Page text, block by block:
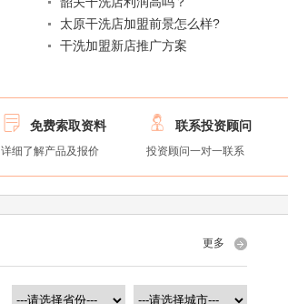
太原干洗店加盟前景怎么样?
干洗加盟新店推广方案
 免费索取资料
详细了解产品及报价
 联系投资顾问
投资顾问一对一联系
更多